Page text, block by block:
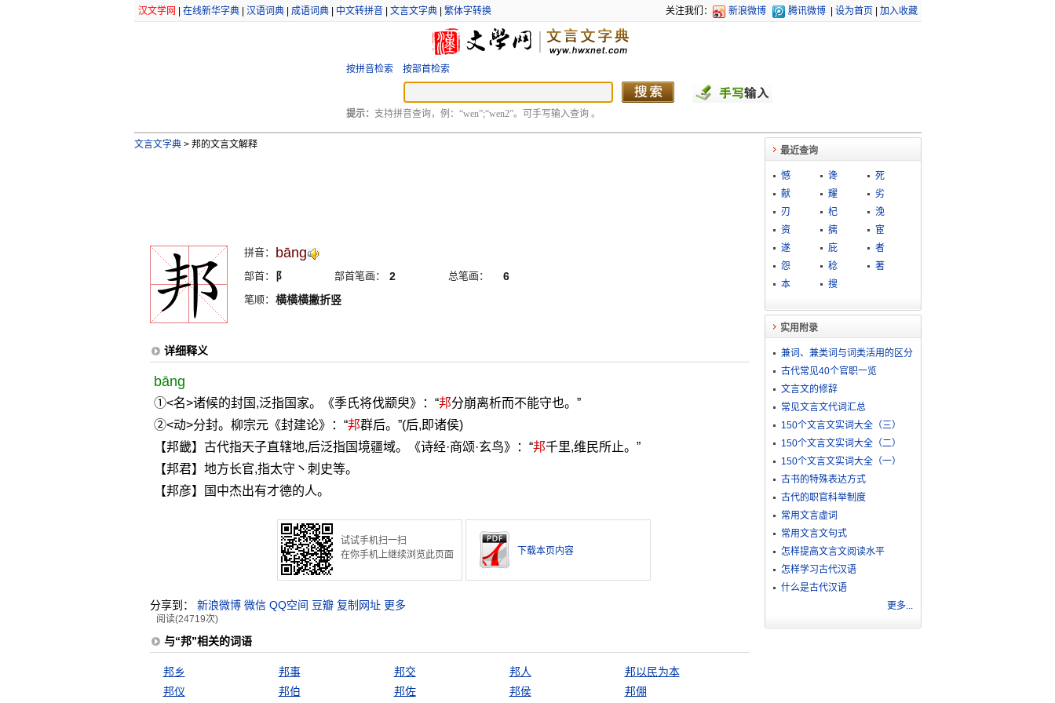
汉文学网 在线新华字典| 汉语词典| 成语词典| 中文转拼音| 文言文字典| 繁体字转换 关注我们： 新浪微博 腾讯微博 设为首页 加入收藏
按拼音检索 按部首检索
提示： 支持拼音查询，例：“wen”;“wen2”。可手写输入查询 。
文言文字典 >邦的文言文解释
拼音： bāng
部首： 阝 部首笔画： 2 总笔画： 6
笔顺： 横横横撇折竖
详细释义
bāng
①<名>诸候的封国,泛指国家。《季氏将伐颛臾》：“邦分崩离析而不能守也。”
②<动>分封。柳宗元《封建论》：“邦群后。”(后,即诸侯)
【邦畿】古代指天子直辖地,后泛指国境疆域。《诗经·商颂·玄鸟》：“邦千里,维民所止。”
【邦君】地方长官,指太守丶刺史等。
【邦彦】国中杰出有才德的人。
试试手机扫一扫
在你手机上继续浏览此页面
下载本页内容
分享到： 新浪微博 微信 QQ空间 豆瓣 复制网址 更多
阅读(24719次)
与“邦”相关的词语
邦乡 邦事 邦交 邦人
邦以民为本
邦仪
邦伯 邦佐 邦侯 邦倗
最近查询
憾 谗
死
献
耀
劣
刃
杞
浼
资
摛
宦
遂
庇
者
怨
稔
著
本
搜
实用附录
兼词、兼类词与词类活用的区分
古代常见40个官职一览
文言文的修辞
常见文言文代词汇总
150个文言文实词大全（三）
150个文言文实词大全（二）
150个文言文实词大全（一）
古书的特殊表达方式
古代的职官科举制度
常用文言虚词
常用文言文句式
怎样提高文言文阅读水平
怎样学习古代汉语
什么是古代汉语
更多...